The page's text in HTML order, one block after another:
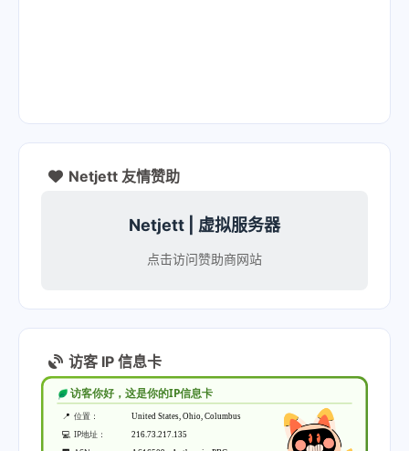
Netjett 友情赞助
Netjett | 虚拟服务器
点击访问赞助商网站
访客 IP 信息卡